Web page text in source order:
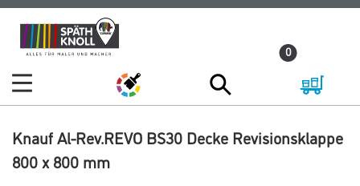
Zum
Inhalt
Zum
Navigationsmenü
0
Knauf Al-Rev.REVO BS30 Decke Revisionsklappe
800 x 800 mm